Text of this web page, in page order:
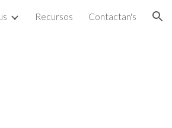
Recursos Contactan's